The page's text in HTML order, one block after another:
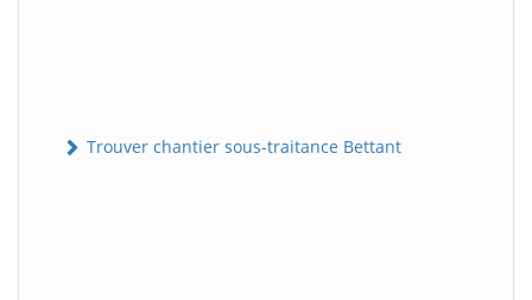
Trouver chantier sous-traitance Bettant